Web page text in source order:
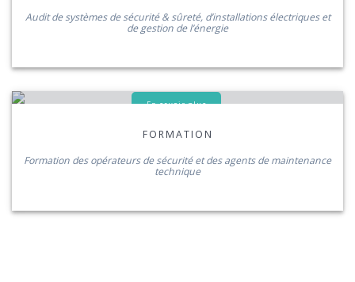
Audit de systèmes de sécurité & sûreté, d’installations électriques et
de gestion de l’énergie
En savoir plus
FORMATION
Formation des opérateurs de sécurité et des agents de maintenance
technique